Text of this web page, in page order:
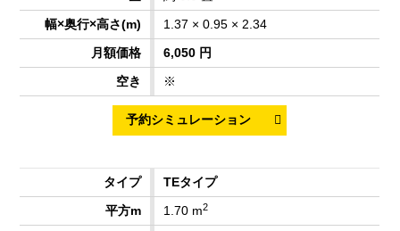
1.37 × 0.95 × 2.34
6,050 円
※
TEタイプ
1.70 m2